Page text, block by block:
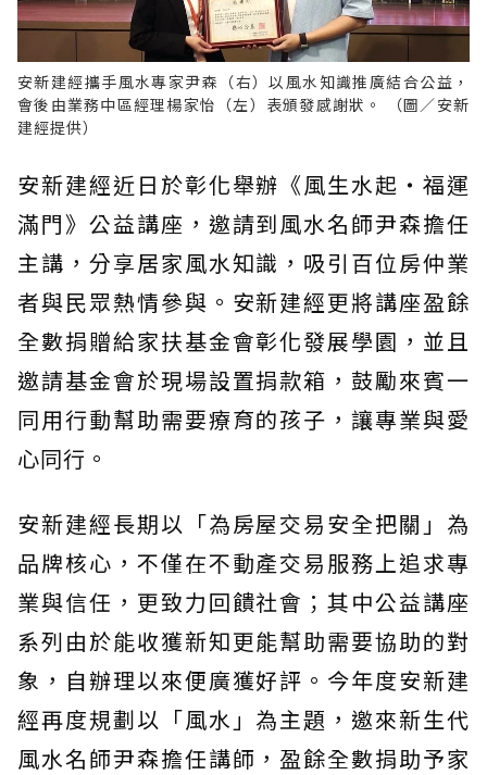
安新建經攜手風水專家尹森（右）以風水知識推廣結合公益，
會後由業務中區經理楊家怡（左）表頒發感謝狀。 （圖／安新
建經提供）
安新建經近日於彰化舉辦《風生水起‧福運
滿門》公益講座，邀請到風水名師尹森擔任
主講，分享居家風水知識，吸引百位房仲業
者與民眾熱情參與。安新建經更將講座盈餘
全數捐贈給家扶基金會彰化發展學園，並且
邀請基金會於現場設置捐款箱，鼓勵來賓一
同用行動幫助需要療育的孩子，讓專業與愛
心同行。
安新建經長期以「為房屋交易安全把關」為
品牌核心，不僅在不動產交易服務上追求專
業與信任，更致力回饋社會；其中公益講座
系列由於能收獲新知更能幫助需要協助的對
象，自辦理以來便廣獲好評。今年度安新建
經再度規劃以「風水」為主題，邀來新生代
風水名師尹森擔任講師，盈餘全數捐助予家